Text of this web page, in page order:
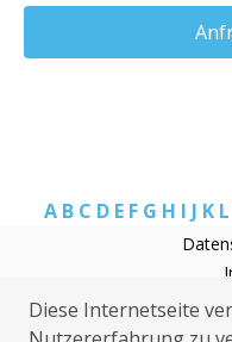
A B C D E F G H I J K L
Elektriker
Diese Internetseite